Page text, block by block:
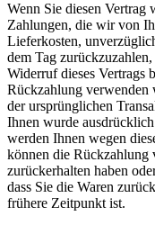
Wenn Sie diesen
Zahlungen, die wir von
Lieferkosten,
dem Tag
Widerruf dieses Vertrags
Rückzahlung verwenden
der ursprünglichen
Ihnen wurde
werden Ihnen wegen
können die Rückzahlung
zurückerhalten haben
dass Sie die Waren
frühere Zeitpunkt ist.